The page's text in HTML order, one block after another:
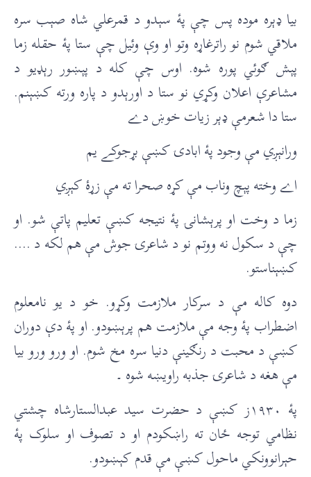
بيا ډېره موده پس چې پۀ سېدو د قمرعلي شاه صېب سره
ملاقي شوم نو راترغاړه وتو او وې وئيل چې ستا پۀ حقله زما
پېش ګوئي پوره شوه. اوس چې کله د پېښور رېډيو د
مشاعرې اعلان وکړي نو ستا د اورېدو د پاره ورته کښېنم.
ستا دا شعرمې ډېر زيات خوښ دے
ورانېږي مې وجود پۀ ابادۍ کښې بړجوکے يم
اے وخته پېچ وناب مې کړه صحرا ته مې زړۀ کېږي
زما د وخت او پرېشانۍ پۀ نتيجه کښې تعليم پاتې شو. او
چې د سکول نه ووتم نو د شاعرۍ جوش مې هم لکه د ….
کښېناستو.
دوه کاله مې د سرکار ملازمت وکړو. خو د يو نامعلوم
اضطراب پۀ وجه مې ملازمت هم پرېښودو. او پۀ دې دوران
کښې د محبت د رنګينې دنيا سره مخ شوم. او ورو ورو بيا
مې هغه د شاعرۍ جذبه راويښه شوه ۔
پۀ ١٩٣٠ز کښې د حضرت سيد عبدالستارشاه چشتي
نظامي توجه ځان ته راښکودم او د تصوف او سلوک پۀ
حېرانوونکي ماحول کښې مې قدم کېښودو.